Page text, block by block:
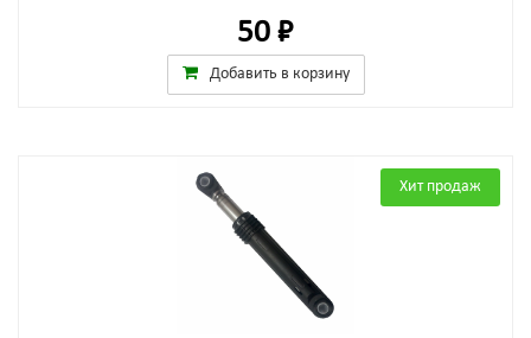
50 ₽
Добавить в корзину
Хит продаж